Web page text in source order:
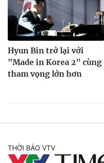
Hyun Bin trở lại với
"Made in Korea 2" cùng
tham vọng lớn hơn
THỜI BÁO VTV